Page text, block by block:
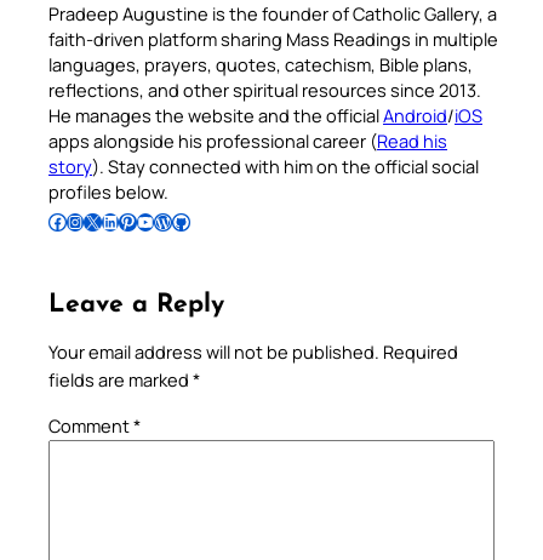
Pradeep Augustine is the founder of Catholic Gallery, a
faith-driven platform sharing Mass Readings in multiple
languages, prayers, quotes, catechism, Bible plans,
reflections, and other spiritual resources since 2013.
He manages the website and the officialAndroid/iOS
apps alongside his professional career (Read his
story). Stay connected with him on the official social
profiles below.
Follow Pradeep on Facebook Follow Pradeep on InstagramFollow Pradeep on X Follow Pradeep on LinkedIn Follow Pradeep on Pinterest Subscribe to Pradeep’s Youtube Channel Follow Pradeep on WordPress Follow Pradeep on GitHub
Leave a Reply
Your email address will not be published. Required
fields are marked *
Comment*